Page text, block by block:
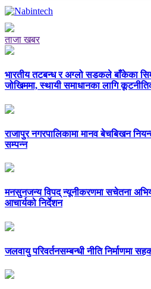
ताजा खबर
भारतीय तटबन्ध र अग्लो सडकले बाँकेका
जोखिममा, स्थायी समाधानका लागि
राजापुर नगरपालिकामा मानव बेचबिखन
सम्पन्न
मनसुनजन्य विपद् न्यूनीकरणमा सचेतना
आचार्यको निर्देशन
जलवायु परिवर्तनसम्बन्धी नीति निर्माणमा